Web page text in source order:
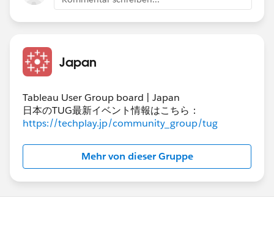
Japan
Tableau User Group board | Japan
日本のTUG最新イベント情報はこちら：
https://techplay.jp/community_group/tug
Mehr von dieser Gruppe